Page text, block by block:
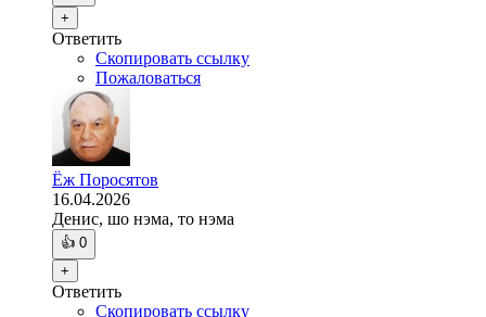
+
Ответить
Скопировать ссылку
Пожаловаться
Ёж Поросятов
16.04.2026
Денис, шо нэма, то нэма
👍 0
+
Ответить
Скопировать ссылку